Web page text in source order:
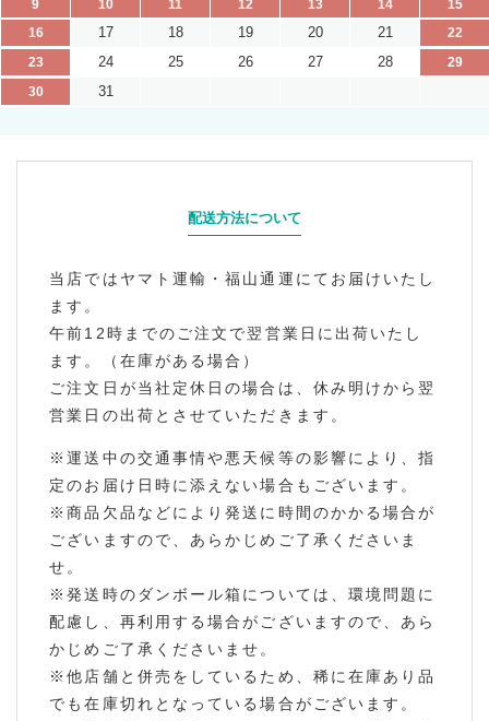
9 10 11 12 13 14
15
16
17 18 19 20 21
22
23
24 25 26 27 28
29
30
31
配送方法について
当店ではヤマト運輸・福山通運にてお届けいたし
ます。
午前12時までのご注文で翌営業日に出荷いたし
ます。（在庫がある場合）
ご注文日が当社定休日の場合は、休み明けから翌
営業日の出荷とさせていただきます。
※運送中の交通事情や悪天候等の影響により、指
定のお届け日時に添えない場合もございます。
※商品欠品などにより発送に時間のかかる場合が
ございますので、あらかじめご了承くださいま
せ。
※発送時のダンボール箱については、環境問題に
配慮し、再利用する場合がございますので、あら
かじめご了承くださいませ。
※他店舗と併売をしているため、稀に在庫あり品
でも在庫切れとなっている場合がございます。